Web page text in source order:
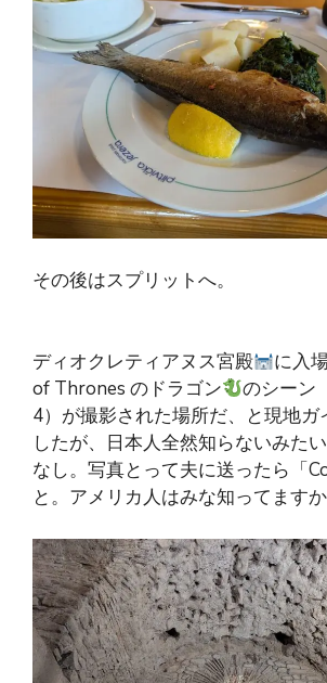
その後はスプリットへ。
ディオクレティアヌス宮殿
に入
of Thrones のドラゴン
のシーン
4）が撮影された場所だ、と現地ガ
したが、日本人全然知らないみた
なし。写真とって夫に送ったら「
と。アメリカ人はみな知ってますか